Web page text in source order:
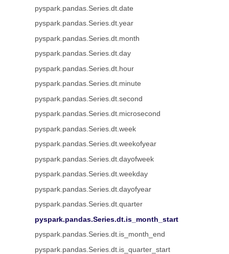
pyspark.pandas.Series.dt.date
pyspark.pandas.Series.dt.year
pyspark.pandas.Series.dt.month
pyspark.pandas.Series.dt.day
pyspark.pandas.Series.dt.hour
pyspark.pandas.Series.dt.minute
pyspark.pandas.Series.dt.second
pyspark.pandas.Series.dt.microsecond
pyspark.pandas.Series.dt.week
pyspark.pandas.Series.dt.weekofyear
pyspark.pandas.Series.dt.dayofweek
pyspark.pandas.Series.dt.weekday
pyspark.pandas.Series.dt.dayofyear
pyspark.pandas.Series.dt.quarter
pyspark.pandas.Series.dt.is_month_start
pyspark.pandas.Series.dt.is_month_end
pyspark.pandas.Series.dt.is_quarter_start